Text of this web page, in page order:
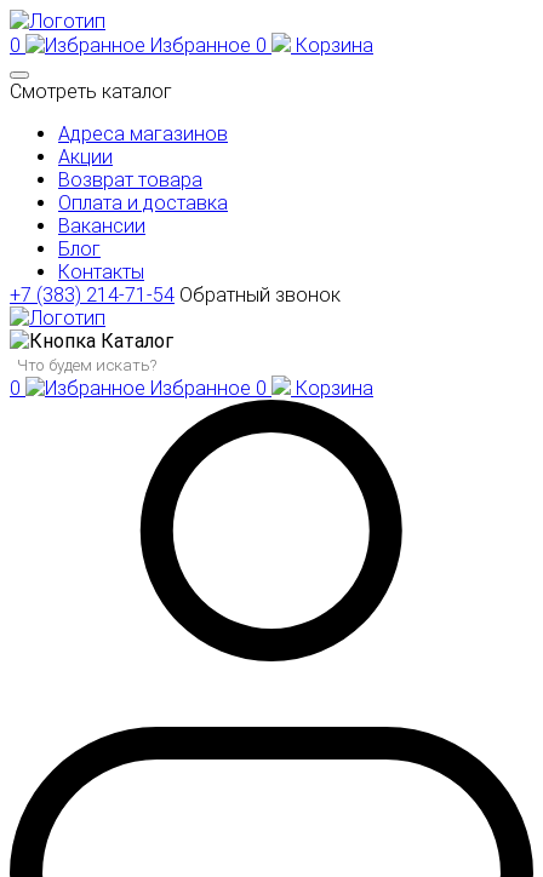
0 Избранное 0
Корзина
Смотреть каталог
Адреса магазинов
Акции
Возврат товара
Оплата и доставка
Вакансии
Блог
Контакты
+7 (383) 214-71-54 Обратный звонок
Каталог
0 Избранное 0 Корзина